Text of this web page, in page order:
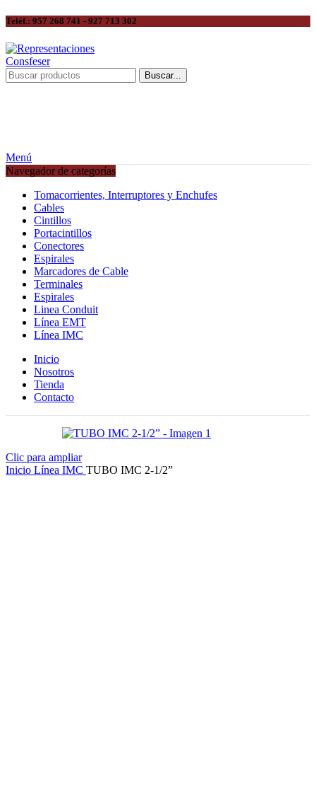
Teléf.: 957 268 741 - 927 713 302
Buscar...
Menú
Navegador de categorías
Tomacorrientes, Interruptores y Enchufes
Cables
Cintillos
Portacintillos
Conectores
Espirales
Marcadores de Cable
Terminales
Espirales
Linea Conduit
Línea EMT
Línea IMC
Inicio
Nosotros
Tienda
Contacto
Clic para ampliar
Inicio Línea IMC TUBO IMC 2-1/2”